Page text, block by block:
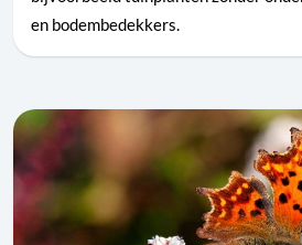
en bodembedekkers.